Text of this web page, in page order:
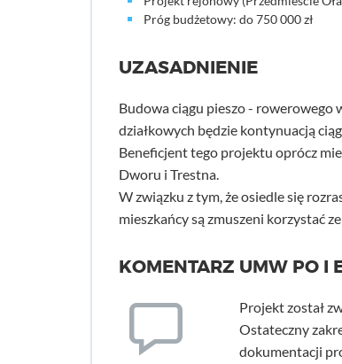
Próg budżetowy: do 750 000 zł
UZASADNIENIE
Budowa ciągu pieszo - rowerowego
działkowych będzie kontynuacją
Beneficjent tego projektu oprócz
Dworu i Trestna.
W związku z tym, że osiedle się
mieszkańcy są zmuszeni korzystać
KOMENTARZ UMW PO I
Projekt został
Ostateczny
dokumentacji